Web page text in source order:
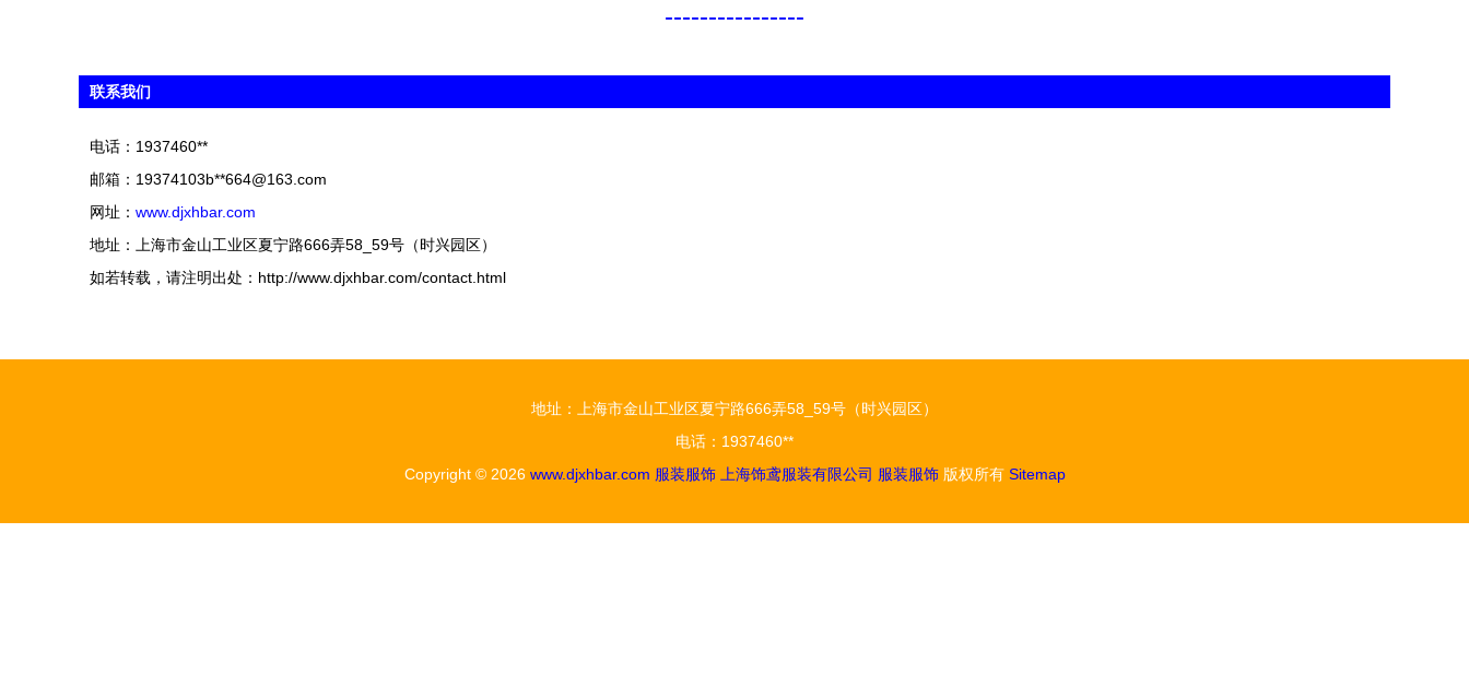
----------------
联系我们
电话：1937460**
邮箱：19374103b**664@163.com
网址： www.djxhbar.com
地址：上海市金山工业区夏宁路666弄58_59号（时兴园区）
如若转载，请注明出处：http://www.djxhbar.com/contact.html
地址：上海市金山工业区夏宁路666弄58_59号（时兴园区）
电话：1937460**
Copyright © 2026 www.djxhbar.com 服装服饰 上海饰鸢服装有限公司 服装服饰版权所有 Sitemap